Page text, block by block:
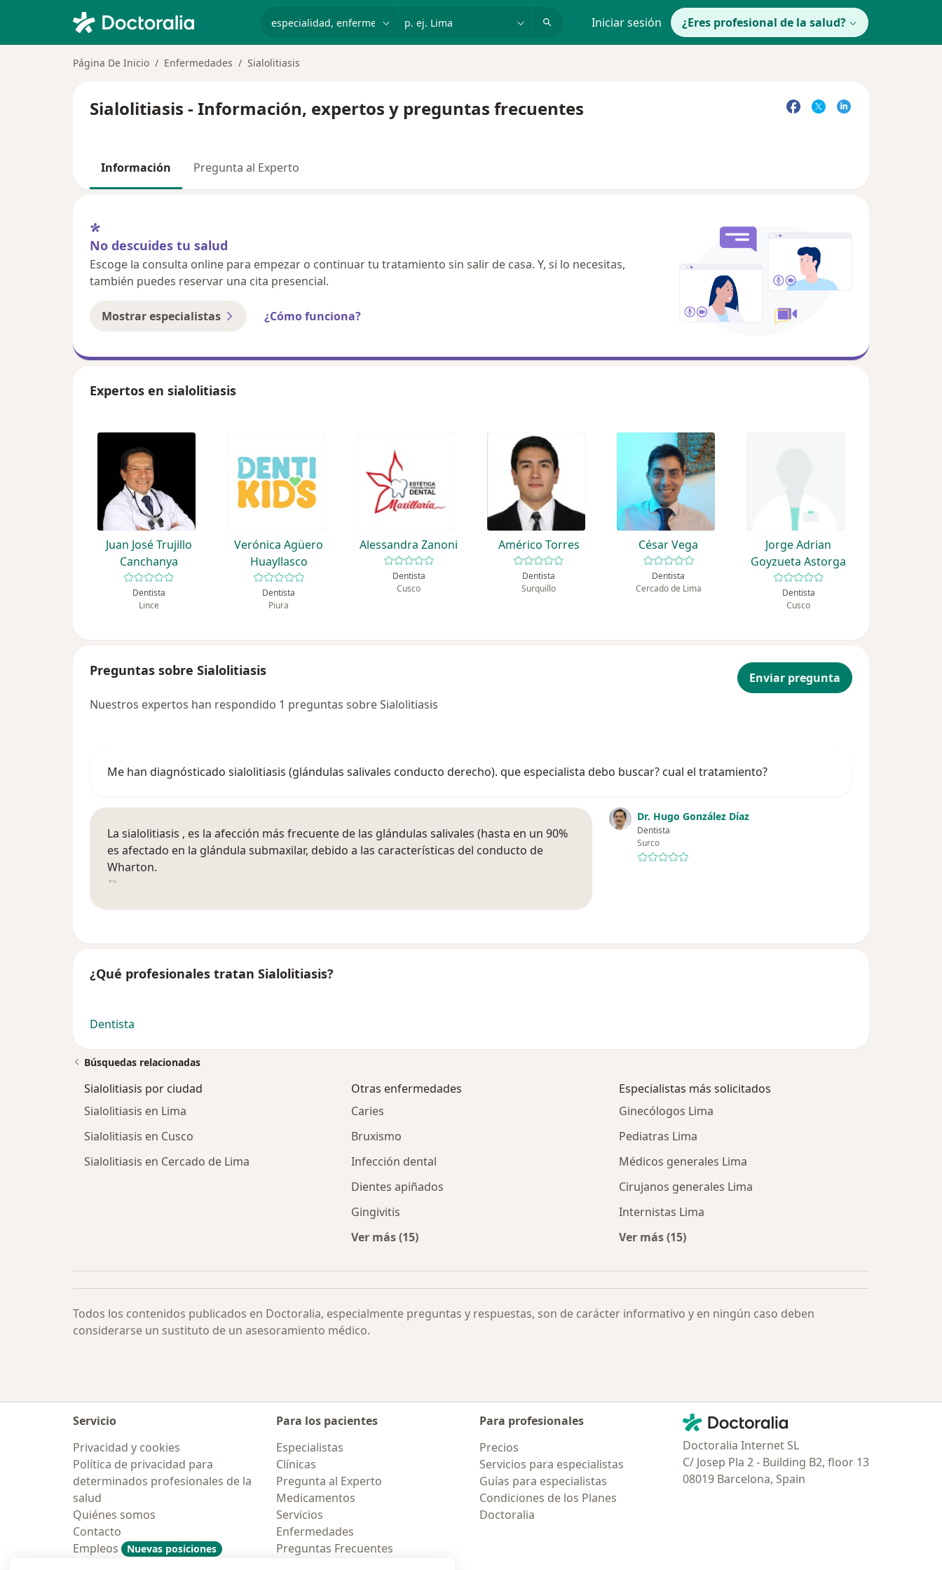
Iniciar sesión ¿Eres profesional de la salud?
Página De Inicio Enfermedades Sialolitiasis
Sialolitiasis - Información, expertos y preguntas frecuentes
Información Pregunta al Experto
No descuides tu salud
Escoge la consulta online para empezar o continuar tu tratamiento sin salir de casa. Y, si lo necesitas,
también puedes reservar una cita presencial.
Mostrar especialistas ¿Cómo funciona?
Expertos en sialolitiasis
Juan José Trujillo
Canchanya
Dentista
Lince
Verónica Agüero
Huayllasco
Dentista
Piura
Alessandra Zanoni
Dentista
Cusco
Américo Torres
Dentista
Surquillo
César Vega
Dentista
Cercado de Lima
Jorge Adrian
Goyzueta Astorga
Dentista
Cusco
Preguntas sobre Sialolitiasis
Enviar pregunta
Nuestros expertos han respondido 1 preguntas sobre Sialolitiasis
Me han diagnósticado sialolitiasis (glándulas salivales conducto derecho). que especialista debo buscar? cual el tratamiento?
Dr. Hugo González Díaz
Dentista
Surco
La sialolitiasis , es la afección más frecuente de las glándulas salivales (hasta en un 90%
es afectado en la glándula submaxilar, debido a las características del conducto de
Wharton.
¿Qué profesionales tratan Sialolitiasis?
Dentista
Búsquedas relacionadas
Sialolitiasis por ciudad
Sialolitiasis en Lima
Sialolitiasis en Cusco
Sialolitiasis en Cercado de Lima
Otras enfermedades
Caries
Bruxismo
Infección dental
Dientes apiñados
Gingivitis
Ver más (15)
Especialistas más solicitados
Ginecólogos Lima
Pediatras Lima
Médicos generales Lima
Cirujanos generales Lima
Internistas Lima
Ver más (15)
Todos los contenidos publicados en Doctoralia, especialmente preguntas y respuestas, son de carácter informativo y en ningún caso deben
considerarse un sustituto de un asesoramiento médico.
Servicio
Privacidad y cookies
Política de privacidad para
determinados profesionales de la
salud
Quiénes somos
Contacto
Empleos
Nuevas posiciones
Para los pacientes
Especialistas
Clínicas
Pregunta al Experto
Medicamentos
Servicios
Enfermedades
Preguntas Frecuentes
Para profesionales
Precios
Servicios para especialistas
Guías para especialistas
Condiciones de los Planes
Doctoralia
Contacto
Doctoralia - Página de inicio
Doctoralia Internet SL
C/ Josep Pla 2 - Building B2, floor 13
08019 Barcelona, Spain